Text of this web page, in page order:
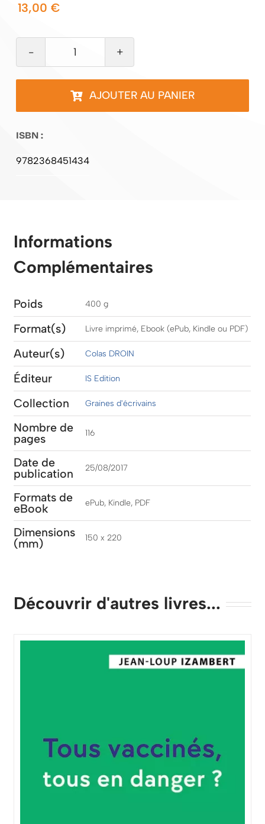
13,00€
quantité
Bittersweet
AJOUTER AU PANIER
ISBN :
9782368451434
Informations
Complémentaires
Poids 400 g
Format(s) Livre imprimé, Ebook (ePub, Kindle ou PDF)
Auteur(s) Colas DROIN
Éditeur IS Edition
Collection Graines d'écrivains
Nombre de
pages 116
Date de
publication 25/08/2017
Formats de
eBook ePub, Kindle, PDF
Dimensions
(mm) 150 x 220
Découvrir d'autres livres...